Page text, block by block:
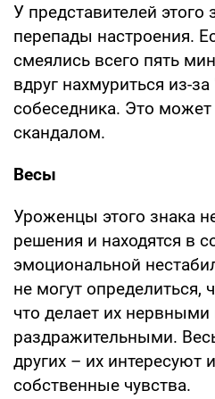
У представителей
перепады настроения.
смеялись всего пять
вдруг нахмуриться из-
собеседника. Это
скандалом.
Весы
Уроженцы этого знака
решения и находятся в
эмоциональной
не могут определиться,
что делает их нервными
раздражительными.
других – их интересуют
собственные чувства.